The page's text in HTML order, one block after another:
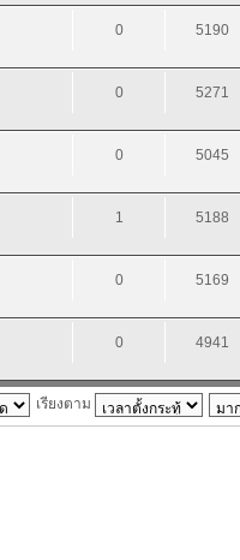
0 5190
0 5271
0 5045
1 5188
0 5169
0 4941
เรียงตาม